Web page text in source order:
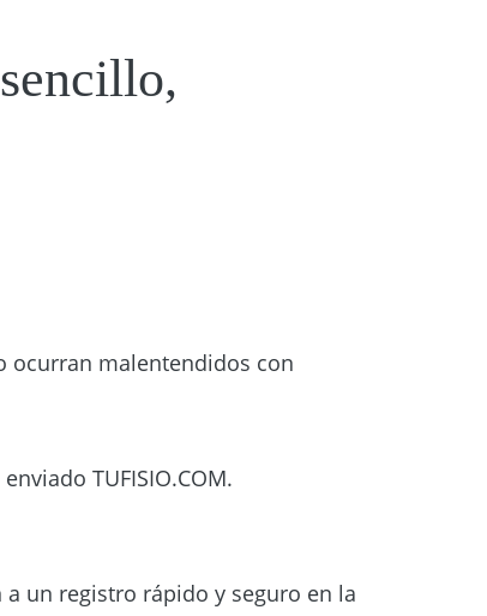
ocurran malentendidos con
TUFISIO.COM.
un registro rápido y seguro en la